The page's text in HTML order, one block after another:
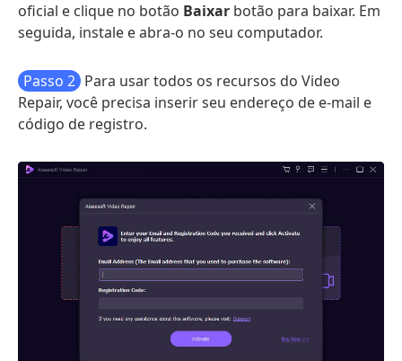
oficial e clique no botão Baixar botão para baixar. Em
seguida, instale e abra-o no seu computador.
Passo 2 Para usar todos os recursos do Video
Repair, você precisa inserir seu endereço de e-mail e
código de registro.